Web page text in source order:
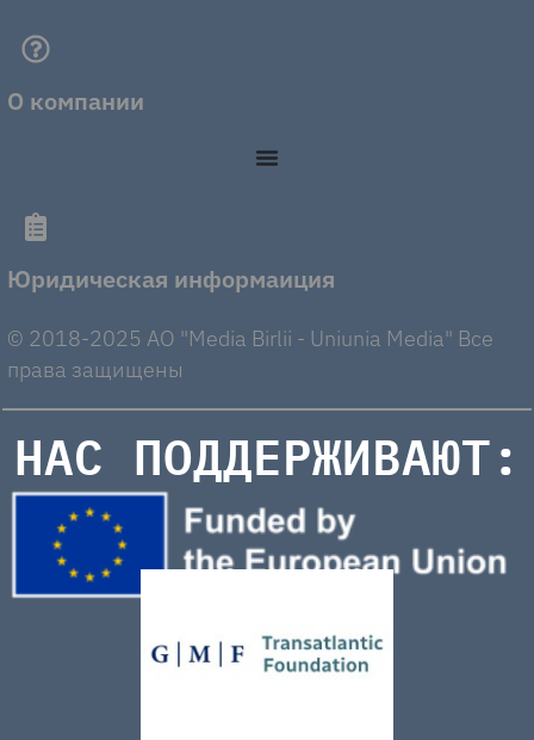
О компании
Юридическая информаиция
© 2018-2025 AO "Media Birlii - Uniunia Media" Все
права защищены
НАС ПОДДЕРЖИВАЮТ: